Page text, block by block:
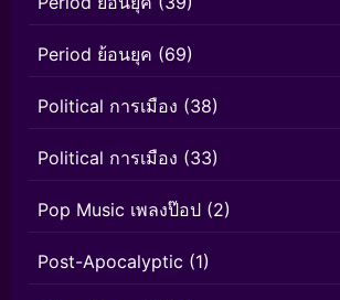
Period ย้อนยุค (69)
Political การเมือง (38)
Political การเมือง (33)
Pop Music เพลงป๊อป (2)
Post-Apocalyptic (1)